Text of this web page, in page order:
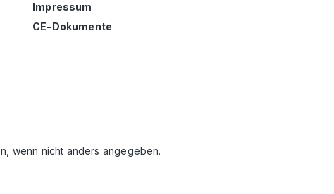
Impressum
CE-Dokumente
wenn nicht anders angegeben.